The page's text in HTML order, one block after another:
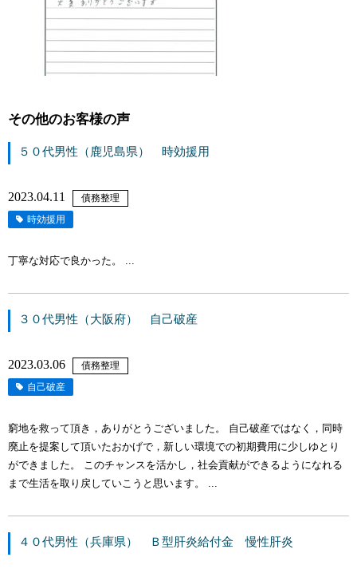
その他のお客様の声
５０代男性（鹿児島県） 時効援用
2023.04.11
債務整理
時効援用
丁寧な対応で良かった。 ...
３０代男性（大阪府） 自己破産
2023.03.06
債務整理
自己破産
窮地を救って頂き，ありがとうございました。 自己破産ではなく，同時
廃止を提案して頂いたおかげで，新しい環境での初期費用に少しゆとり
ができました。 このチャンスを活かし，社会貢献ができるようになれる
まで生活を取り戻していこうと思います。 ...
４０代男性（兵庫県） Ｂ型肝炎給付金 慢性肝炎